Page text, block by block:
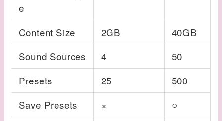
e
Content Size 2GB
40GB
Sound Sources
4
50
Presets
25
500
Save Presets
×
○